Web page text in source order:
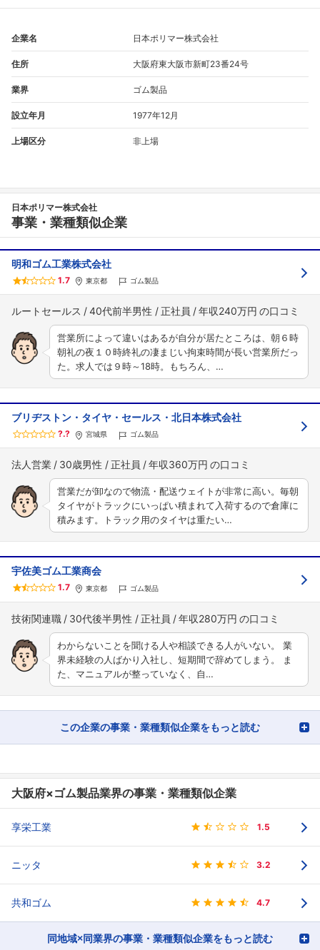
こちらの企業もフォローしませんか？
企業名 日本ポリマー株式会社
住所 大阪府東大阪市新町23番24号
業界 ゴム製品
設立年月 1977年12月
上場区分 非上場
日本ポリマー株式会社
事業・業種類似企業
明和ゴム工業株式会社
1.7 東京都 ゴム製品
ルートセールス 40代前半男性 正社員 年収240万円
営業所によって違いはあるが自分が居たところは、朝６時
朝礼の夜１０時終礼の凄まじい拘束時間が長い営業所だっ
た。求人では９時～18時。もちろん、…
ブリヂストン・タイヤ・セールス・北日本株式会社
?.? 宮城県 ゴム製品
法人営業 30歳男性 正社員 年収360万円
営業だが卸なので物流・配送ウェイトが非常に高い。毎朝
タイヤがトラックにいっぱい積まれて入荷するので倉庫に
積みます。トラック用のタイヤは重たい…
宇佐美ゴム工業商会
1.7 東京都 ゴム製品
技術関連職 30代後半男性 正社員 年収280万円
わからないことを聞ける人や相談できる人がいない。 業
界未経験の人ばかり入社し、短期間で辞めてしまう。 ま
た、マニュアルが整っていなく、自…
この企業の事業・業種類似企業をもっと読む
大阪府×ゴム製品業界の事業・業種類似企業
享栄工業 1.5
ニッタ 3.2
共和ゴム 4.7
同地域×同業界の事業・業種類似企業をもっと読む